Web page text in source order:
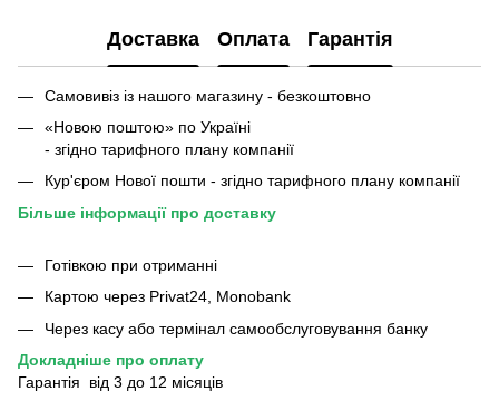
Доставка Оплата Гарантія
Самовивіз із нашого магазину - безкоштовно
«Новою поштою» по Україні
- згідно тарифного плану компанії
Кур'єром Нової пошти - згідно тарифного плану компанії
Більше інформації про доставку
Готівкою при отриманні
Картою через Privat24, Monobank
Через касу або термінал самообслуговування банку
Докладніше про оплату
Гарантія від 3 до 12 місяців